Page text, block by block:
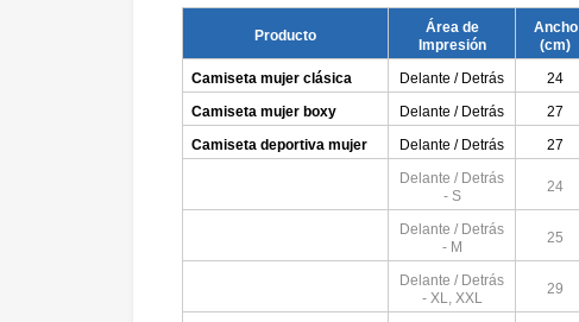
Producto
Área de
Impresión
Ancho
(cm)
Camiseta mujer clásica Delante / Detrás 24
Camiseta mujer boxy
Delante / Detrás 27
Camiseta deportiva mujer
Delante / Detrás 27
Delante / Detrás
- S
24
Delante / Detrás
- M
25
Delante / Detrás
- XL, XXL
29